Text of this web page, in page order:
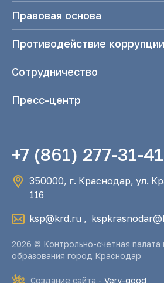
Правовая основа
Противодействие коррупции
Сотрудничество
Пресс-центр
+7 (861) 277-31-41
350000, г. Краснодар, ул.
116
ksp@krd.ru ,
2026 © Контрольно-счетная палата
образования город Краснодар
Создание сайта - Very-good